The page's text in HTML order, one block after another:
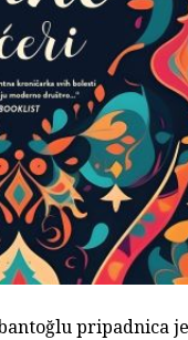
pripadnica